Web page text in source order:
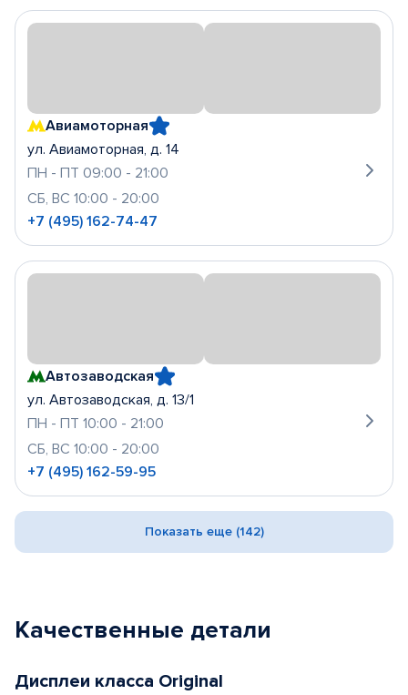
Авиамоторная
ул. Авиамоторная, д. 14
ПН - ПТ 09:00 - 21:00
СБ, ВС 10:00 - 20:00
+7 (495) 162-74-47
Автозаводская
ул. Автозаводская, д. 13/1
ПН - ПТ 10:00 - 21:00
СБ, ВС 10:00 - 20:00
+7 (495) 162-59-95
Показать еще (142)
Качественные детали
Дисплеи класса Original